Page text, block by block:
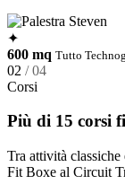
✦
600 mq Tutto
02 / 04
Corsi
Più di 15 corsi
Tra attività
Fit Boxe al Circuit